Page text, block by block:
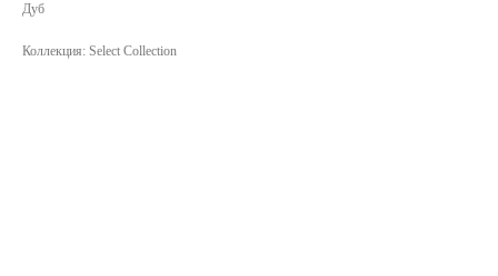
Дуб
Коллекция: Select Collection